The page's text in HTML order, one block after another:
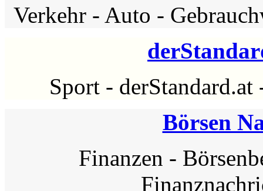
Verkehr- Auto -
Sport- derStandard.at
Börsen
Finanzen -